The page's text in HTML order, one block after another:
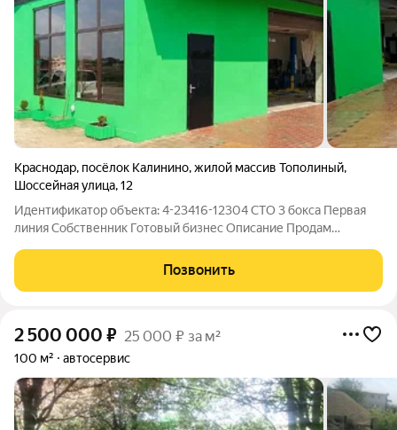
Краснодар, посёлок Калинино,жилой массив Тополиный,
Шоссейная улица,12
Идентификатор объекта: 4-23416-12304 СТО 3 бокса Первая
линия Собственник Готовый бизнес Описание Продам
бокса. Это не просто помещение, а полностью
укомплектованный и приносящий прибыль бизнес на
Позвонить
2 500 000 ₽ 25 000 ₽ за м²
100 м² автосервис